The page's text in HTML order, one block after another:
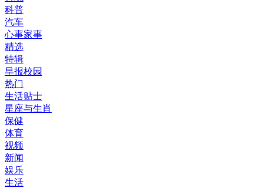
科普
汽车
心事家事
精选
特辑
早报校园
热门
生活贴士
星座与生肖
保健
体育
视频
新闻
娱乐
生活